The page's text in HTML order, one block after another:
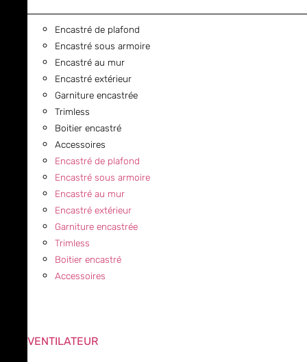
Encastré de plafond
Encastré sous armoire
Encastré au mur
Encastré extérieur
Garniture encastrée
Trimless
Boitier encastré
Accessoires
Encastré de plafond
Encastré sous armoire
Encastré au mur
Encastré extérieur
Garniture encastrée
Trimless
Boitier encastré
Accessoires
VENTILATEUR